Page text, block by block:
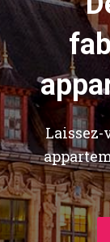
Laissez-